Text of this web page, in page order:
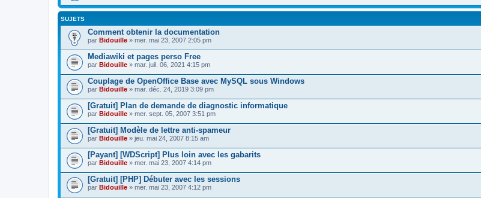
SUJETS
Comment obtenir la documentation
par Bidouille » mer. mai 23, 2007 2:05 pm
Mediawiki et pages perso Free
par Bidouille » mar. juil. 06, 2021 4:15 pm
Couplage de OpenOffice Base avec MySQL sous Windows
par Bidouille » mar. déc. 24, 2019 3:09 pm
[Gratuit] Plan de demande de diagnostic informatique
par Bidouille » mer. sept. 05, 2007 3:51 pm
[Gratuit] Modèle de lettre anti-spameur
par Bidouille » jeu. mai 24, 2007 8:15 am
[Payant] [WDScript] Plus loin avec les gabarits
par Bidouille » mer. mai 23, 2007 4:14 pm
[Gratuit] [PHP] Débuter avec les sessions
par Bidouille » mer. mai 23, 2007 4:12 pm